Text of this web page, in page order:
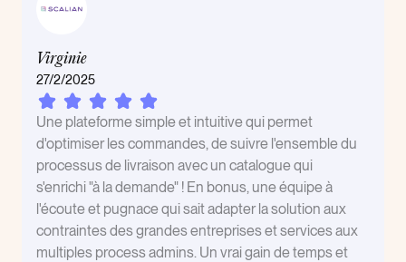
Virginie
27/2/2025
Une plateforme simple et intuitive qui permet
d'optimiser les commandes, de suivre l'ensemble du
processus de livraison avec un catalogue qui
s'enrichi "à la demande" ! En bonus, une équipe à
l'écoute et pugnace qui sait adapter la solution aux
contraintes des grandes entreprises et services aux
multiples process admins. Un vrai gain de temps et